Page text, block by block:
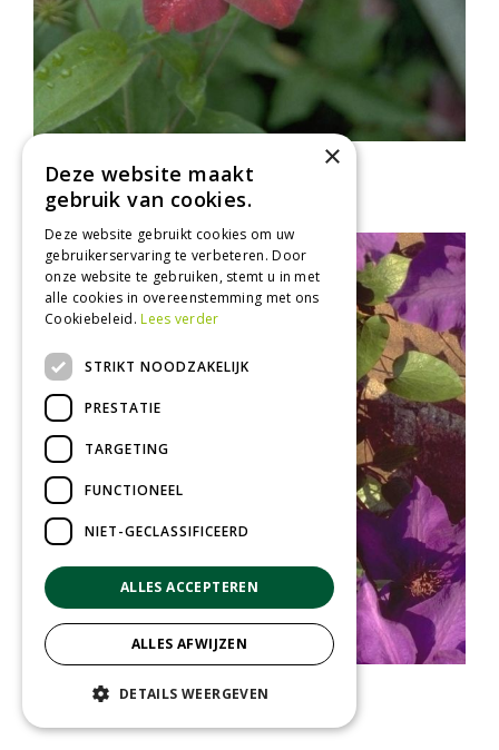
Clematis
Clematis 'Voluceau'
Clematis
×
Deze website maakt
gebruik van cookies.
Deze website gebruikt cookies om uw
gebruikerservaring te verbeteren. Door
onze website te gebruiken, stemt u in met
alle cookies in overeenstemming met ons
Cookiebeleid.Lees verder
STRIKT NOODZAKELIJK
PRESTATIE
TARGETING
FUNCTIONEEL
NIET-GECLASSIFICEERD
ALLES ACCEPTEREN
ALLES AFWIJZEN
DETAILS WEERGEVEN